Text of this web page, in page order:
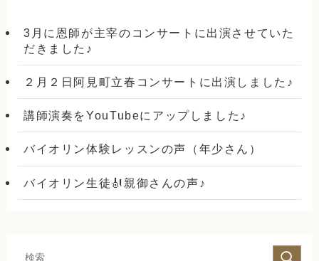
3月に恩師が主宰のコンサートに出演させていた
だきました♪
２月２日阿見町立春コンサートに出演しました♪
講師演奏をYouTubeにアップしました♪
バイオリン体験レッスンの声（年少さん）
バイオリン生徒🎻親御さんの声♪